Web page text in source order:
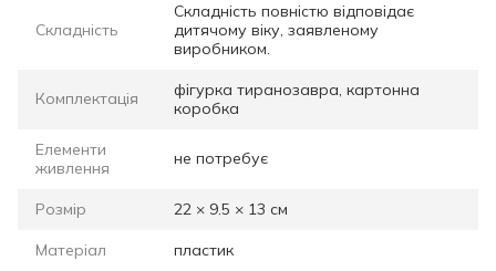
Складність
Складність повністю відповідає
дитячому віку, заявленому
виробником.
Комплектація
фігурка тиранозавра, картонна
коробка
Елементи
живлення
не потребує
Розмір 22 × 9.5 × 13 см
Матеріал пластик